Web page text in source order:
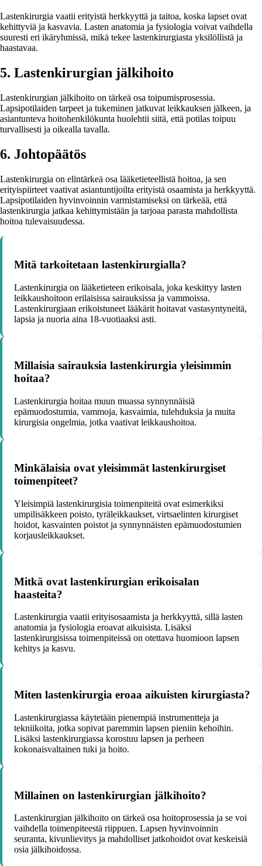
Lastenkirurgia vaatii erityistä herkkyyttä ja taitoa, koska lapset ovat
kehittyviä ja kasvavia. Lasten anatomia ja fysiologia voivat vaihdella
suuresti eri ikäryhmissä, mikä tekee lastenkirurgiasta yksilöllistä ja
haastavaa.
5. Lastenkirurgian jälkihoito
Lastenkirurgian jälkihoito on tärkeä osa toipumisprosessia.
Lapsipotilaiden tarpeet ja tukeminen jatkuvat leikkauksen jälkeen, ja
asiantunteva hoitohenkilökunta huolehtii siitä, että potilas toipuu
turvallisesti ja oikealla tavalla.
6. Johtopäätös
Lastenkirurgia on elintärkeä osa lääketieteellistä hoitoa, ja sen
erityispiirteet vaativat asiantuntijoilta erityistä osaamista ja herkkyyttä.
Lapsipotilaiden hyvinvoinnin varmistamiseksi on tärkeää, että
lastenkirurgia jatkaa kehittymistään ja tarjoaa parasta mahdollista
hoitoa tulevaisuudessa.
Mitä tarkoitetaan lastenkirurgialla?
Lastenkirurgia on lääketieteen erikoisala, joka keskittyy lasten
leikkaushoitoon erilaisissa sairauksissa ja vammoissa.
Lastenkirurgiaan erikoistuneet lääkärit hoitavat vastasyntyneitä,
lapsia ja nuoria aina 18-vuotiaaksi asti.
Millaisia sairauksia lastenkirurgia yleisimmin
hoitaa?
Lastenkirurgia hoitaa muun muassa synnynnäisiä
epämuodostumia, vammoja, kasvaimia, tulehduksia ja muita
kirurgisia ongelmia, jotka vaativat leikkaushoitoa.
Minkälaisia ovat yleisimmät lastenkirurgiset
toimenpiteet?
Yleisimpiä lastenkirurgisia toimenpiteitä ovat esimerkiksi
umpilisäkkeen poisto, tyräleikkaukset, virtsaelinten kirurgiset
hoidot, kasvainten poistot ja synnynnäisten epämuodostumien
korjausleikkaukset.
Mitkä ovat lastenkirurgian erikoisalan
haasteita?
Lastenkirurgia vaatii erityisosaamista ja herkkyyttä, sillä lasten
anatomia ja fysiologia eroavat aikuisista. Lisäksi
lastenkirurgisissa toimenpiteissä on otettava huomioon lapsen
kehitys ja kasvu.
Miten lastenkirurgia eroaa aikuisten kirurgiasta?
Lastenkirurgiassa käytetään pienempiä instrumentteja ja
tekniikoita, jotka sopivat paremmin lapsen pieniin kehoihin.
Lisäksi lastenkirurgiassa korostuu lapsen ja perheen
kokonaisvaltainen tuki ja hoito.
Millainen on lastenkirurgian jälkihoito?
Lastenkirurgian jälkihoito on tärkeä osa hoitoprosessia ja se voi
vaihdella toimenpiteestä riippuen. Lapsen hyvinvoinnin
seuranta, kivunlievitys ja mahdolliset jatkohoidot ovat keskeisiä
osia jälkihoidossa.